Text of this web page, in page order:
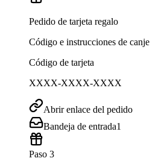
Pedido de tarjeta regalo
Código e instrucciones de canje
Código de tarjeta
XXXX-XXXX-XXXX
Abrir enlace del pedido
Bandeja de entrada1
Paso 3